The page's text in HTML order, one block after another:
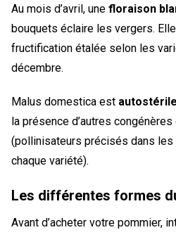
Au mois d’avril, une floraison
bouquets éclaire les vergers.
fructification étalée selon les
décembre.
Malus domestica est autostérile
la présence d’autres
(pollinisateurs précisés dans
chaque variété).
Les différentes formes
Avant d’acheter votre pommier,